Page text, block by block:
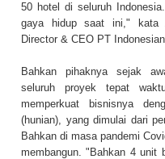
50 hotel di seluruh
gaya hidup saat ini," kata
Director & CEO PT
Bahkan pihaknya sejak
seluruh proyek tepat
memperkuat bisnisnya
(hunian), yang dimulai dari
Bahkan di masa pandemi
membangun. "Bahkan 4 unit